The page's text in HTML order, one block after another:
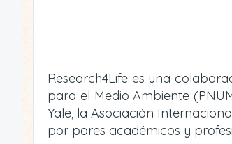
Research4Life es una
para el Medio Ambiente
Yale, la Asociación
por pares académicos y